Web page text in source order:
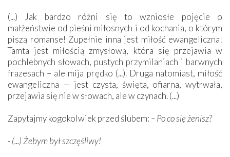
(...) Jak bardzo różni się to wzniosłe pojęcie o
małżeństwie od pieśni miłosnych i od kochania, o którym
piszą romanse! Zupełnie inna jest miłość ewangeliczna!
Tamta jest miłością zmysłową, która się przejawia w
pochlebnych słowach, pustych przymilaniach i barwnych
frazesach – ale mija prędko (...). Druga natomiast, miłość
ewangeliczna — jest czysta, święta, ofiarna, wytrwała,
przejawia się nie w słowach, ale w czynach. (...)
Zapytajmy kogokolwiek przed ślubem: – Po co się żenisz?
- (...) Żebym był szczęśliwy!